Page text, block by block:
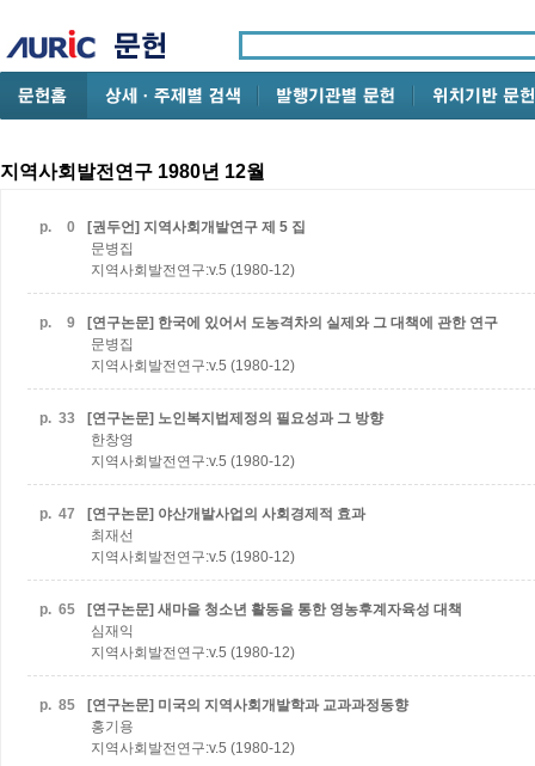
지역사회발전연구 1980년 12월
p. 0
[권두언] 지역사회개발연구 제 5 집
문병집
지역사회발전연구:v.5 (1980-12)
p. 9
[연구논문] 한국에 있어서 도농격차의 실제와 그 대책에 관한 연구
문병집
지역사회발전연구:v.5 (1980-12)
p. 33
[연구논문] 노인복지법제정의 필요성과 그 방향
한창영
지역사회발전연구:v.5 (1980-12)
p. 47
[연구논문] 야산개발사업의 사회경제적 효과
최재선
지역사회발전연구:v.5 (1980-12)
p. 65
[연구논문] 새마을 청소년 활동을 통한 영농후계자육성 대책
심재익
지역사회발전연구:v.5 (1980-12)
p. 85
[연구논문] 미국의 지역사회개발학과 교과과정동향
홍기용
지역사회발전연구:v.5 (1980-12)